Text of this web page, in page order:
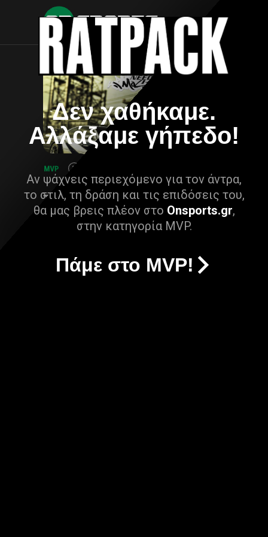
Δεν χαθήκαμε.
Αλλάξαμε γήπεδο!
Αν ψάχνεις περιεχόμενο για τον άντρα,
το στιλ, τη δράση και τις επιδόσεις του,
θα μας βρεις πλέον στο Onsports.gr,
στην κατηγορία MVP.
Πάμε στο MVP!